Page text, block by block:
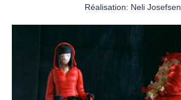
Réalisation: Neli Josefsen